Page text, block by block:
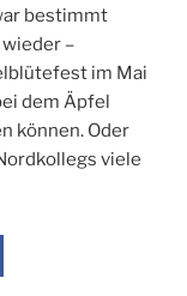
bestimmt
–
im Mai
dem Äpfel
können. Oder
viele